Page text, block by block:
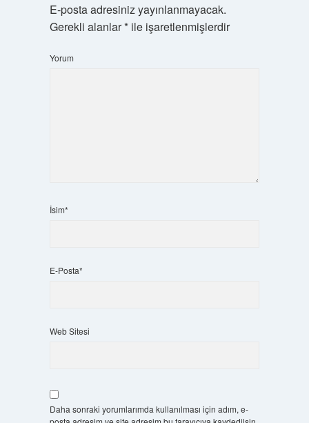
E-posta adresiniz yayınlanmayacak.
Gerekli alanlar*ile işaretlenmişlerdir
Yorum
İsim*
E-Posta*
Web Sitesi
Daha sonraki yorumlarımda kullanılması için adım, e-